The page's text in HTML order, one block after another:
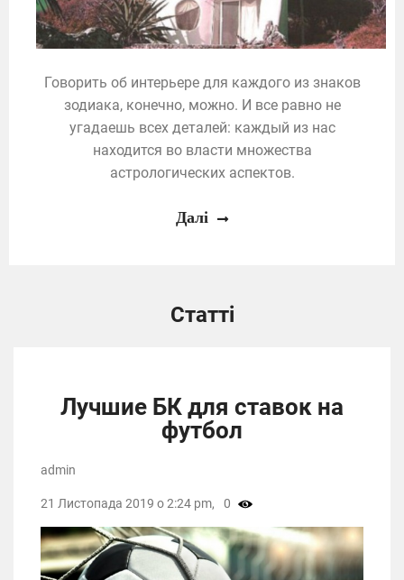
Говорить об интерьере для каждого из знаков
зодиака, конечно, можно. И все равно не
угадаешь всех деталей: каждый из нас
находится во власти множества
астрологических аспектов.
Далі
Статті
Лучшие БК для ставок на
футбол
admin
21 Листопада 2019 о 2:24 pm, 0